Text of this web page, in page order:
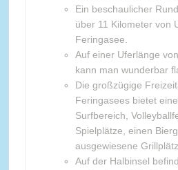
Ein beschaulicher
über 11 Kilometer von
Feringasee.
Auf einer Uferlänge
kann man wunderbar
Die großzügige
Feringasees bietet
Surfbereich,
Spielplätze, einen
ausgewiesene
Auf der Halbinsel